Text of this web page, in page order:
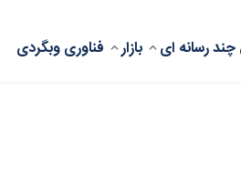
چند رسانه ای بازار فناوریوبگردی